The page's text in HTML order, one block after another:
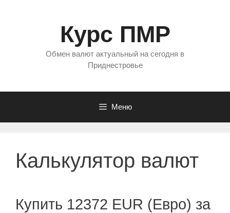
Курс ПМР
Обмен валют актуальный на сегодня в
Приднестровье
Меню
Калькулятор валют
Купить 12372 EUR (Евро) за